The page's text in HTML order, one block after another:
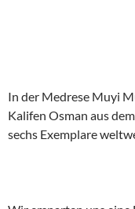
In der Medrese Muyi
Kalifen Osman aus
sechs Exemplare